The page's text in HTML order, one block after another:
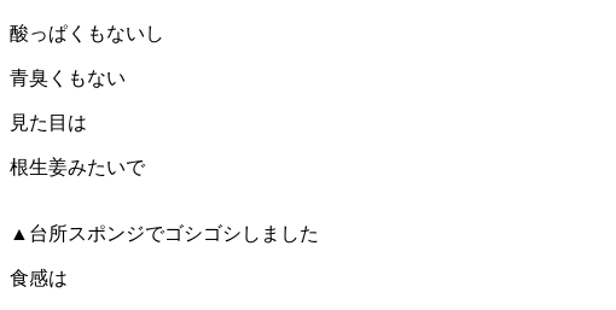
酸っぱくもないし
青臭くもない
見た目は
根生姜みたいで
▲台所スポンジでゴシゴシしました
食感は